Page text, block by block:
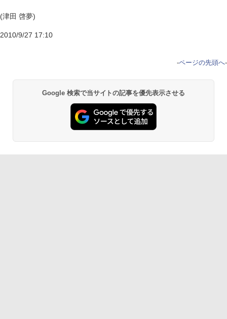
(津田 啓夢)
2010/9/27 17:10
-ページの先頭へ-
Google 検索で当サイトの記事を優先表示させる